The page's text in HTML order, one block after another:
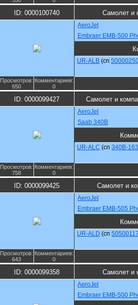
ID: 0000100740 Самолет и
AeroJet
Embraer EMB-500
UR-ALB (cn
Просмотров:
650
Комментариев:
0
ID: 0000099427 Самолет и
AeroJet
Saab 340B
UR-ALC (cn 340B-163
Просмотров:
758
Комментариев:
0
ID: 0000099425 Самолет и
AeroJet
Embraer EMB-505
UR-ALD (cn
Просмотров:
643
Комментариев:
0
ID: 0000099358 Самолет и
AeroJet
Embraer EMB-500